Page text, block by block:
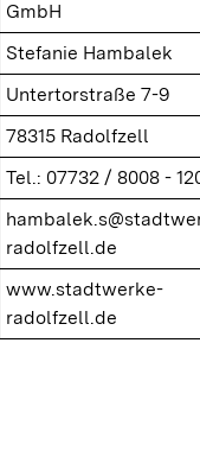
GmbH
Stefanie Hambalek
Untertorstraße 7-9
78315 Radolfzell
Tel.: 07732 / 8008 -
radolfzell.de
www.stadtwerke-
radolfzell.de